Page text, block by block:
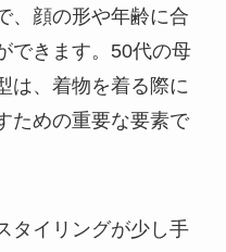
、顔の形や年齢に合
できます。50代の母
は、着物を着る際に
ための重要な要素で
タイリングが少し手